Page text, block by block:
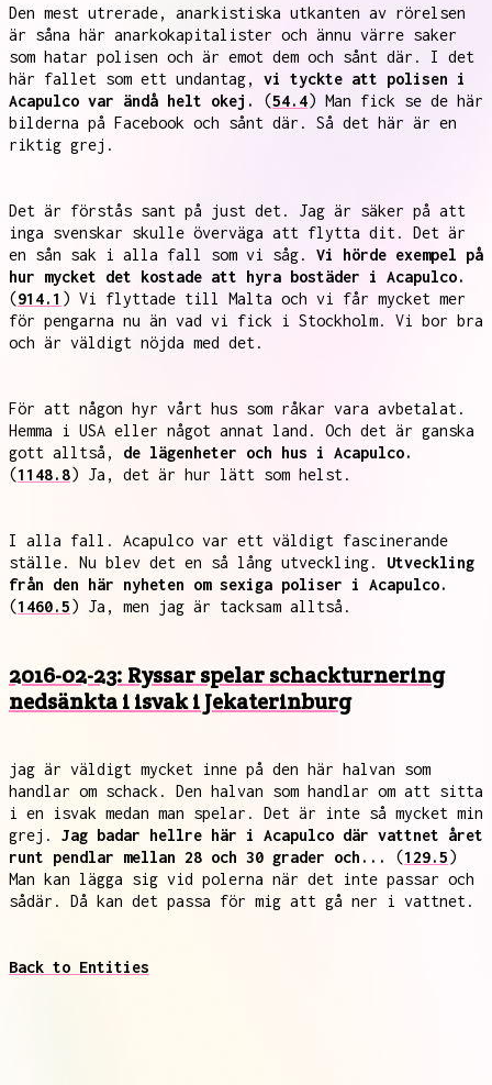
Den mest utrerade, anarkistiska utkanten av rörelsen
är såna här anarkokapitalister och ännu värre saker
som hatar polisen och är emot dem och sånt där. I det
här fallet som ett undantag, vi tyckte att polisen i
Acapulco var ändå helt okej.
(54.4) Man fick se de här
bilderna på Facebook och sånt där. Så det här är en
riktig grej.
Det är förstås sant på just det. Jag är säker på att
inga svenskar skulle överväga att flytta dit. Det är
en sån sak i alla fall som vi såg. Vi hörde exempel på
hur mycket det kostade att hyra bostäder i Acapulco.
(914.1 ) Vi flyttade till Malta och vi får mycket mer
för pengarna nu än vad vi fick i Stockholm. Vi bor bra
och är väldigt nöjda med det.
För att någon hyr vårt hus som råkar vara avbetalat.
Hemma i USA eller något annat land. Och det är ganska
gott alltså, de lägenheter och hus i Acapulco.
(1148.8) Ja, det är hur lätt som helst.
I alla fall. Acapulco var ett väldigt fascinerande
ställe. Nu blev det en så lång utveckling. Utveckling
från den här nyheten om sexiga poliser i Acapulco.
(1460.5) Ja, men jag är tacksam alltså.
2016-02-23: Ryssar spelar schackturnering
nedsänkta i isvak i Jekaterinburg
jag är väldigt mycket inne på den här halvan som
handlar om schack. Den halvan som handlar om att sitta
i en isvak medan man spelar. Det är inte så mycket min
grej. Jag badar hellre här i Acapulco där vattnet året
runt pendlar mellan 28 och 30 grader och...
(129.5)
Man kan lägga sig vid polerna när det inte passar och
sådär. Då kan det passa för mig att gå ner i vattnet.
Back to Entities